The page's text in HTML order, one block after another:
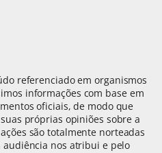
referenciado em organismos
informações com base em
oficiais, de modo que
próprias opiniões sobre a
são totalmente norteadas
nos atribui e pelo